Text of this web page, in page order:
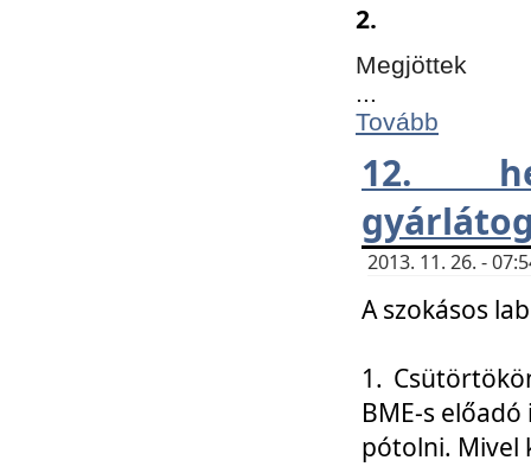
2.
Megjöttek
...
Tovább
12.
2013. 11. 26. -
A szokásos
1.
BME-s
pótolni. Mivel